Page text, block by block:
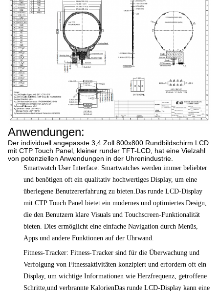
Anwendungen:
Der individuell angepasste 3,4 Zoll 800x800 Rundbildschirm LCD
mit CTP Touch Panel, kleiner runder TFT-LCD, hat eine Vielzahl
von potenziellen Anwendungen in der Uhrenindustrie.
Smartwatch User Interface: Smartwatches werden immer beliebter
und benötigen oft ein qualitativ hochwertiges Display, um eine
überlegene Benutzererfahrung zu bieten.Das runde LCD-Display
mit CTP Touch Panel bietet ein modernes und optimiertes Design,
die den Benutzern klare Visuals und Touchscreen-Funktionalität
bieten. Dies ermöglicht eine einfache Navigation durch Menüs,
Apps und andere Funktionen auf der Uhrwand.
Fitness-Tracker: Fitness-Tracker sind für die Überwachung und
Verfolgung von Fitnessaktivitäten konzipiert und erfordern oft ein
Display, um wichtige Informationen wie Herzfrequenz, getroffene
Schritte,und verbrannte KalorienDas runde LCD-Display kann eine